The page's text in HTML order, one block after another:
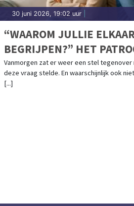
30 juni 2026, 19:02 uur
“WAAROM JULLIE
BEGRIJPEN?” HET PATROON WAARIN
ZOVEEL STELLEN
Vanmorgen zat er weer een stel
deze vraag stelde. En waarschijnlijk ook
[...]